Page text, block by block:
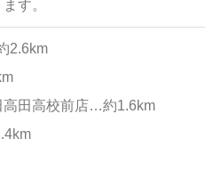
す。
2.6km
高田高校前店…約1.6km